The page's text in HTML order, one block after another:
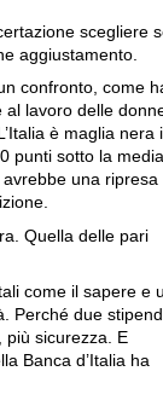
scegliere
aggiustamento.
confronto, come
al lavoro delle
è maglia nera
punti sotto la media
una ripresa
Quella delle pari
come il sapere e
Perché due
più sicurezza. E
Banca d’Italia ha